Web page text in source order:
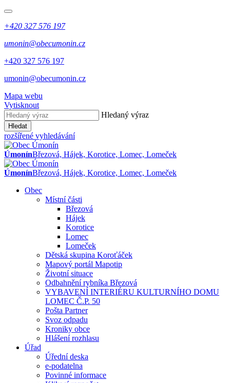
+420 327 576 197
umonin@obecumonin.cz
+420 327 576 197
umonin@obecumonin.cz
Mapa webu
Vytisknout
Hledaný výraz
Hledat
rozšířené vyhledávání
ÚmonínBřezová, Hájek, Korotice, Lomec, Lomeček
ÚmonínBřezová, Hájek, Korotice, Lomec, Lomeček
Obec
Místní části
Březová
Hájek
Korotice
Lomec
Lomeček
Dětská skupina Koroťáček
Mapový portál Mapotip
Životní situace
Odbahnění rybníka Březová
VYBAVENÍ INTERIÉRU KULTURNÍHO DOMU
LOMEC Č.P. 50
Pošta Partner
Svoz odpadu
Kroniky obce
Hlášení rozhlasu
Úřad
Úřední deska
e-podatelna
Povinné informace